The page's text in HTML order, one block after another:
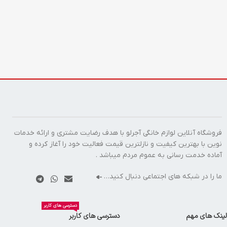
فروشگاه آنلاین لوازم خانگی آجرلو با هدف رضایت مشتری و ارائه خدمات
نوین با بهترین کیفیت و نازلترین قیمت فعالیت خود را آغاز کرده و
آماده خدمت رسانی به عموم مردم میباشد .
ما را در شبکه های اجتماعی دنبال کنید…
لینک های مهم دسترسی های کاربر
دسترسی های کاربر